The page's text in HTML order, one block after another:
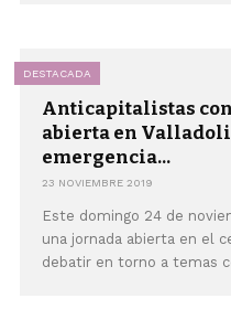
DESTACADA
Anticapitalistas
abierta en
emergencia...
23 NOVIEMBRE 2019
Este domingo 24 de
una jornada abierta en el
debatir en torno a temas